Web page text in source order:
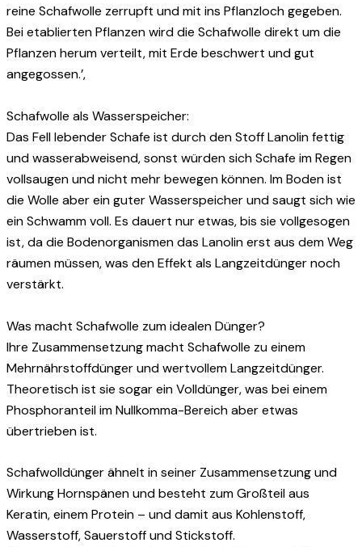
reine Schafwolle zerrupft und mit ins Pflanzloch gegeben.
Bei etablierten Pflanzen wird die Schafwolle direkt um die
Pflanzen herum verteilt, mit Erde beschwert und gut
angegossen.’,
Schafwolle als Wasserspeicher:
Das Fell lebender Schafe ist durch den Stoff Lanolin fettig
und wasserabweisend, sonst würden sich Schafe im Regen
vollsaugen und nicht mehr bewegen können. Im Boden ist
die Wolle aber ein guter Wasserspeicher und saugt sich wie
ein Schwamm voll. Es dauert nur etwas, bis sie vollgesogen
ist, da die Bodenorganismen das Lanolin erst aus dem Weg
räumen müssen, was den Effekt als Langzeitdünger noch
verstärkt.
Was macht Schafwolle zum idealen Dünger?
Ihre Zusammensetzung macht Schafwolle zu einem
Mehrnährstoffdünger und wertvollem Langzeitdünger.
Theoretisch ist sie sogar ein Volldünger, was bei einem
Phosphoranteil im Nullkomma-Bereich aber etwas
übertrieben ist.
Schafwolldünger ähnelt in seiner Zusammensetzung und
Wirkung Hornspänen und besteht zum Großteil aus
Keratin, einem Protein – und damit aus Kohlenstoff,
Wasserstoff, Sauerstoff und Stickstoff.